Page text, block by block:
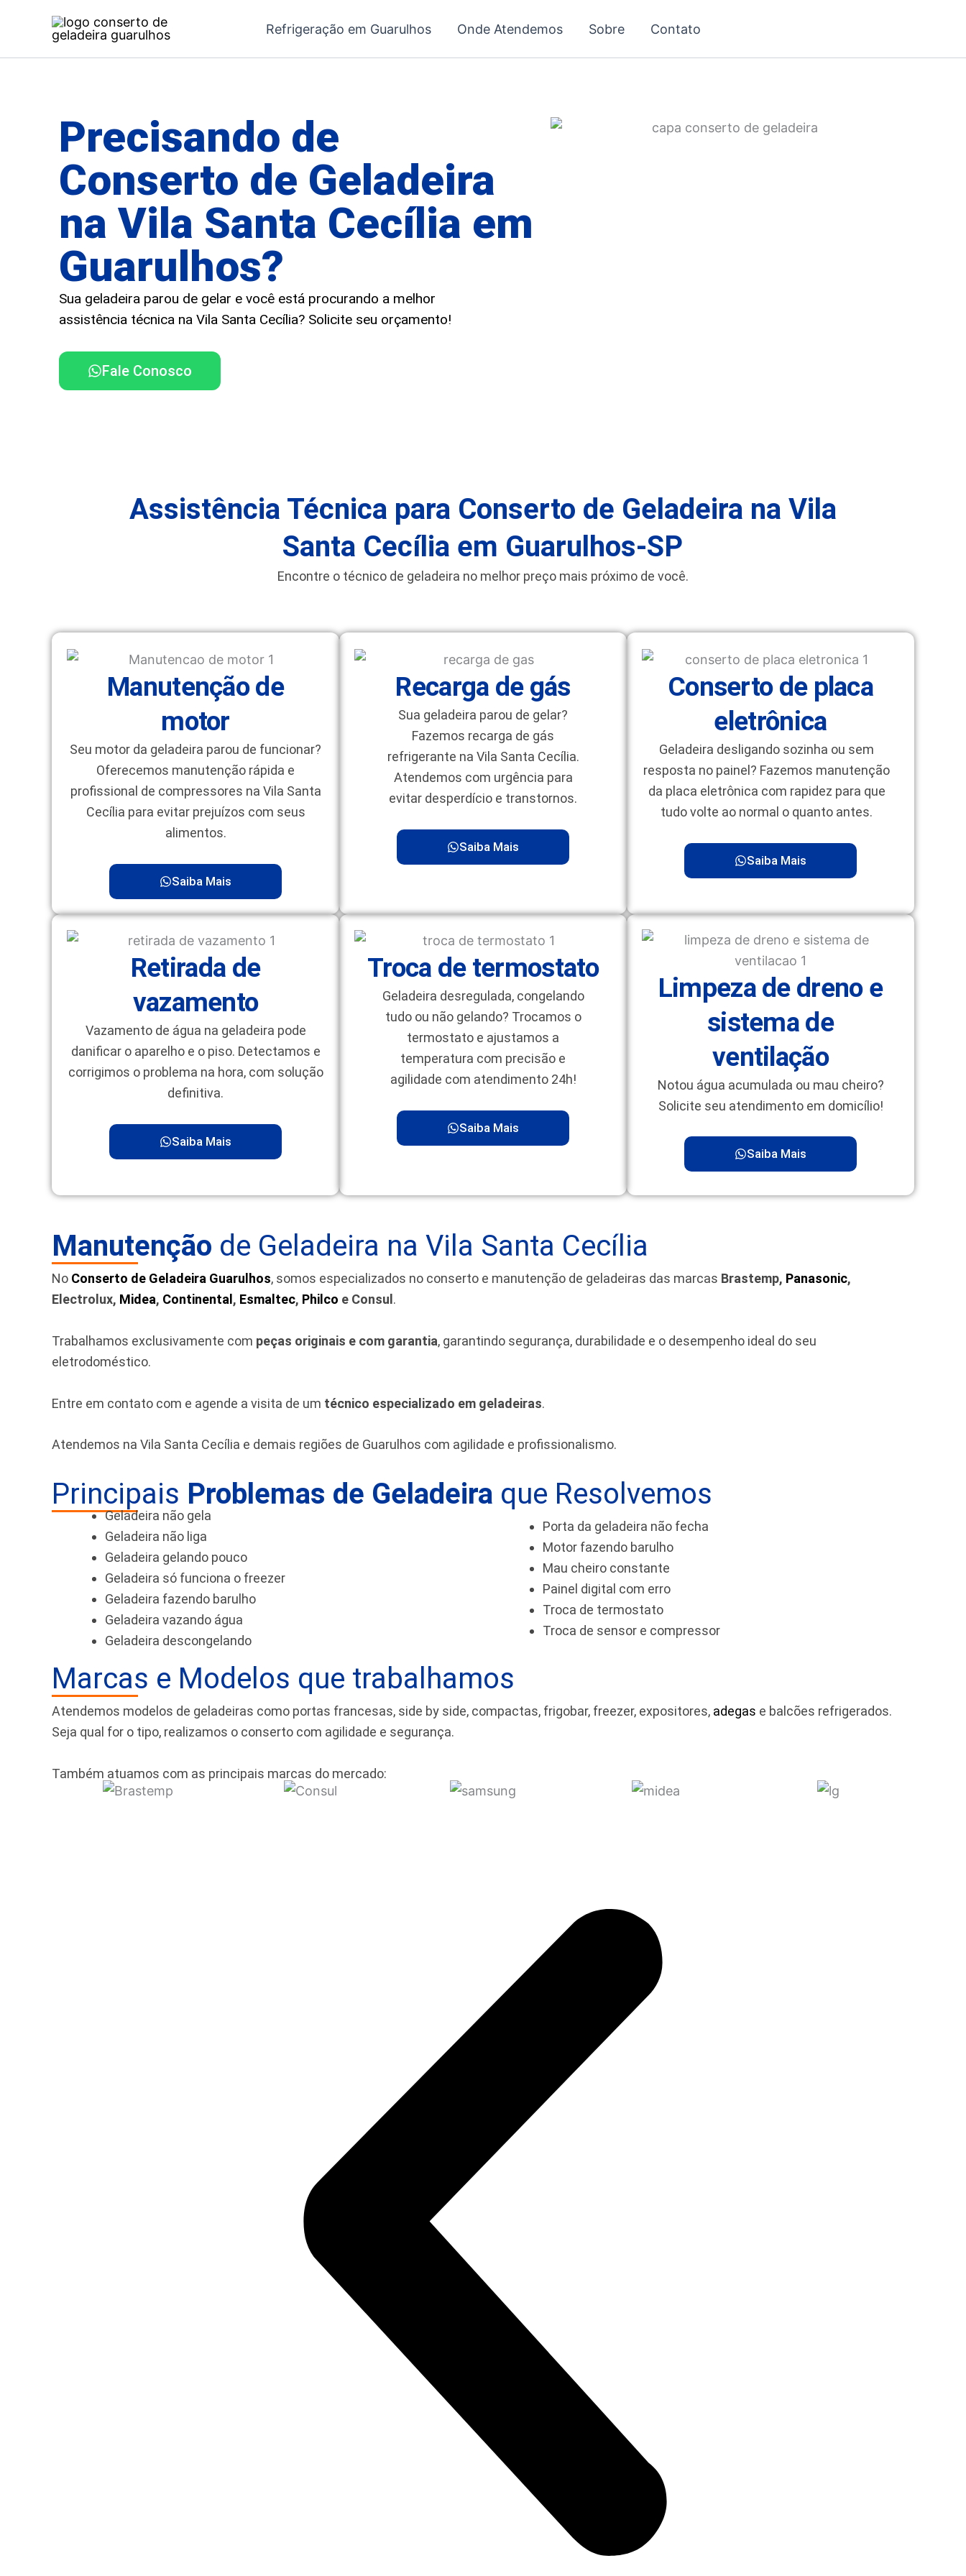
Refrigeração em Guarulhos Onde Atendemos Sobre Contato
Precisando de
Conserto de Geladeira
na Vila Santa Cecília em
Guarulhos?
Sua geladeira parou de gelar e você está procurando a melhor
assistência técnica na Vila Santa Cecília? Solicite seu orçamento!
Fale Conosco
Assistência Técnica para Conserto de Geladeira na Vila
Santa Cecília em Guarulhos-SP
Encontre o técnico de geladeira no melhor preço mais próximo de você.
Manutenção de
motor
Seu motor da geladeira parou de funcionar?
Oferecemos manutenção rápida e
profissional de compressores na Vila Santa
Cecília para evitar prejuízos com seus
alimentos.
Saiba Mais
Recarga de gás
Sua geladeira parou de gelar?
Fazemos recarga de gás
refrigerante na Vila Santa Cecília.
Atendemos com urgência para
evitar desperdício e transtornos.
Saiba Mais
Conserto de placa
eletrônica
Geladeira desligando sozinha ou sem
resposta no painel? Fazemos manutenção
da placa eletrônica com rapidez para que
tudo volte ao normal o quanto antes.
Saiba Mais
Retirada de
vazamento
Vazamento de água na geladeira pode
danificar o aparelho e o piso. Detectamos e
corrigimos o problema na hora, com solução
definitiva.
Saiba Mais
Troca de termostato
Geladeira desregulada, congelando
tudo ou não gelando? Trocamos o
termostato e ajustamos a
temperatura com precisão e
agilidade com atendimento 24h!
Saiba Mais
Limpeza de dreno e
sistema de
ventilação
Notou água acumulada ou mau cheiro?
Solicite seu atendimento em domicílio!
Saiba Mais
Manutenção de Geladeira na Vila Santa Cecília
No Conserto de Geladeira Guarulhos, somos especializados no conserto e manutenção de geladeiras das marcas Brastemp, Panasonic,
Electrolux, Midea, Continental , Esmaltec, Philco e Consul .
Trabalhamos exclusivamente com peças originais e com garantia, garantindo segurança, durabilidade e o desempenho ideal do seu
eletrodoméstico.
Entre em contato com e agende a visita de um técnico especializado em geladeiras.
Atendemos na Vila Santa Cecília e demais regiões de Guarulhos com agilidade e profissionalismo.
Principais Problemas de Geladeira que Resolvemos
Geladeira não gela
Geladeira não liga
Geladeira gelando pouco
Geladeira só funciona o freezer
Geladeira fazendo barulho
Geladeira vazando água
Geladeira descongelando
Porta da geladeira não fecha
Motor fazendo barulho
Mau cheiro constante
Painel digital com erro
Troca de termostato
Troca de sensor e compressor
Marcas e Modelos que trabalhamos
Atendemos modelos de geladeiras como portas francesas, side by side, compactas, frigobar, freezer, expositores, adegas e balcões refrigerados.
Seja qual for o tipo, realizamos o conserto com agilidade e segurança.
Também atuamos com as principais marcas do mercado: